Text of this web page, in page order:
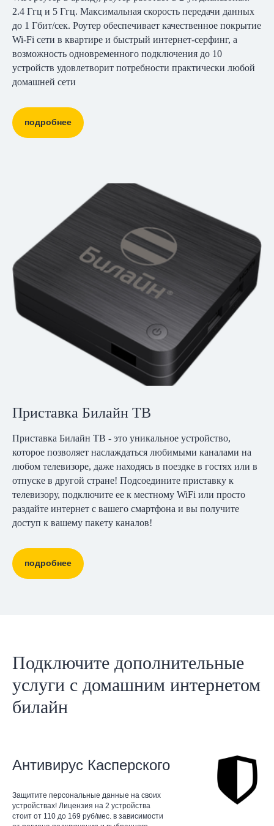
2.4 Ггц и 5 Ггц. Максимальная скорость передачи данных
до 1 Гбит/сек. Роутер обеспечивает качественное покрытие
Wi-Fi сети в квартире и быстрый интернет-серфинг, а
возможность одновременного подключения до 10
устройств удовлетворит потребности практически любой
домашней сети
подробнее
Приставка Билайн ТВ
Приставка Билайн ТВ - это уникальное устройство,
которое позволяет наслаждаться любимыми каналами на
любом телевизоре, даже находясь в поездке в гостях или в
отпуске в другой стране! Подсоедините приставку к
телевизору, подключите ее к местному WiFi или просто
раздайте интернет с вашего смартфона и вы получите
доступ к вашему пакету каналов!
подробнее
Подключите дополнительные
услуги с домашним интернетом
билайн
Антивирус Касперского
Защитите персональные данные на своих
устройствах! Лицензия на 2 устройства
стоит от 110 до 169 руб/мес. в зависимости